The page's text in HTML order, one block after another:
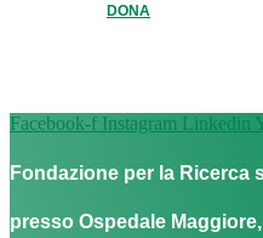
DONA
Facebook-f Instagram Linkedin
Fondazione per la Ricerca
presso Ospedale